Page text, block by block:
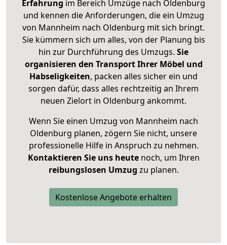
Erfahrung im Bereich Umzüge nach Oldenburg
und kennen die Anforderungen, die ein Umzug
von Mannheim nach Oldenburg mit sich bringt.
Sie kümmern sich um alles, von der Planung bis
hin zur Durchführung des Umzugs. Sie
organisieren den Transport Ihrer Möbel und
Habseligkeiten, packen alles sicher ein und
sorgen dafür, dass alles rechtzeitig an Ihrem
neuen Zielort in Oldenburg ankommt.
Wenn Sie einen Umzug von Mannheim nach
Oldenburg planen, zögern Sie nicht, unsere
professionelle Hilfe in Anspruch zu nehmen.
Kontaktieren Sie uns heutenoch, um Ihren
reibungslosen Umzug zu planen.
Kostenlose Angebote erhalten